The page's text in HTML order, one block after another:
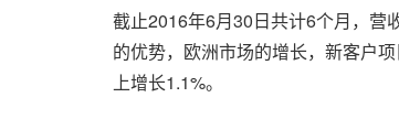
截止2016年6月30日共计6个月，营
的优势，欧洲市场的增长，新客户
上增长1.1%。